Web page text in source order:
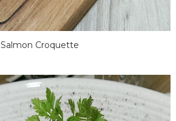
Salmon Croquette